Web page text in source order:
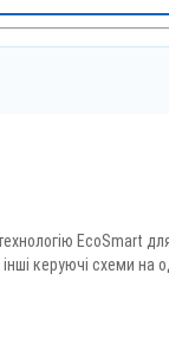
EcoSmart
керуючі схеми на